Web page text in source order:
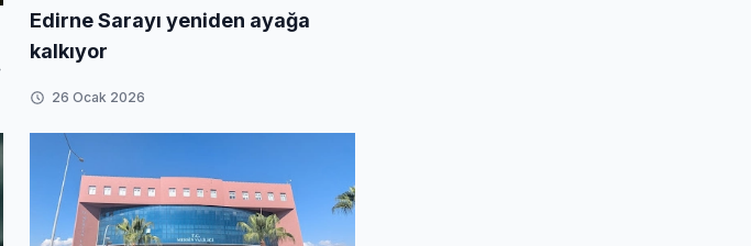
Edirne Sarayı yeniden ayağa
kalkıyor
26 Ocak 2026